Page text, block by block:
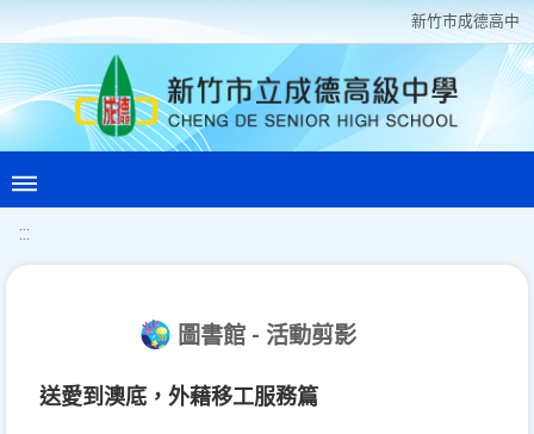
新竹巿成德高中
:::
圖書館 - 活動剪影
送愛到澳底，外藉移工服務篇